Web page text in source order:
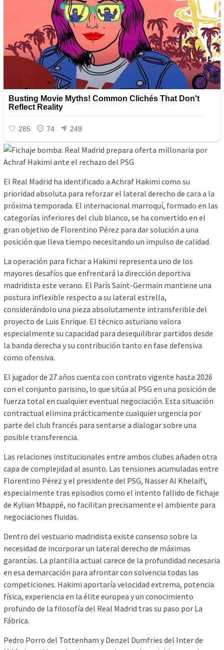
El Real Madrid ha identificado a Achraf Hakimi como su
prioridad absoluta para reforzar el lateral derecho de cara a la
próxima temporada. El internacional marroquí, formado en las
categorías inferiores del club blanco, se ha convertido en el
gran objetivo de Florentino Pérez para dar solución a una
posición que lleva tiempo necesitando un impulso de calidad.
La operación para fichar a Hakimi representa uno de los
mayores desafíos que enfrentará la dirección deportiva
madridista este verano. El París Saint-Germain mantiene una
postura inflexible respecto a su lateral estrella,
considerándolo una pieza absolutamente intransferible del
proyecto de Luis Enrique. El técnico asturiano valora
especialmente su capacidad para desequilibrar partidos desde
la banda derecha y su contribución tanto en fase defensiva
como ofensiva.
El jugador de 27 años cuenta con contrato vigente hasta 2026
con el conjunto parisino, lo que sitúa al PSG en una posición de
fuerza total en cualquier eventual negociación. Esta situación
contractual elimina prácticamente cualquier urgencia por
parte del club francés para sentarse a dialogar sobre una
posible transferencia.
Las relaciones institucionales entre ambos clubes añaden otra
capa de complejidad al asunto. Las tensiones acumuladas entre
Florentino Pérez y el presidente del PSG, Nasser Al Khelaifi,
especialmente tras episodios como el intento fallido de fichaje
de Kylian Mbappé, no facilitan precisamente el ambiente para
negociaciones fluidas.
Dentro del vestuario madridista existe consenso sobre la
necesidad de incorporar un lateral derecho de máximas
garantías. La plantilla actual carece de la profundidad necesaria
en esa demarcación para afrontar con solvencia todas las
competiciones. Hakimi aportaría velocidad extrema, potencia
física, experiencia en la élite europea y un conocimiento
profundo de la filosofía del Real Madrid tras su paso por La
Fábrica.
Pedro Porro del Tottenham y Denzel Dumfries del Inter de